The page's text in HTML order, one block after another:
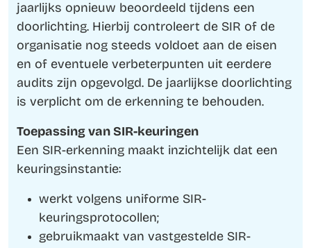
jaarlijks opnieuw beoordeeld tijdens een
doorlichting. Hierbij controleert de SIR of de
organisatie nog steeds voldoet aan de eisen
en of eventuele verbeterpunten uit eerdere
audits zijn opgevolgd. De jaarlijkse doorlichting
is verplicht om de erkenning te behouden.
Toepassing van SIR-keuringen
Een SIR-erkenning maakt inzichtelijk dat een
keuringsinstantie:
werkt volgens uniforme SIR-
keuringsprotocollen;
gebruikmaakt van vastgestelde SIR-